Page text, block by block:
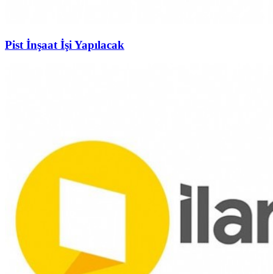
Pist İnşaat İşi Yapılacak